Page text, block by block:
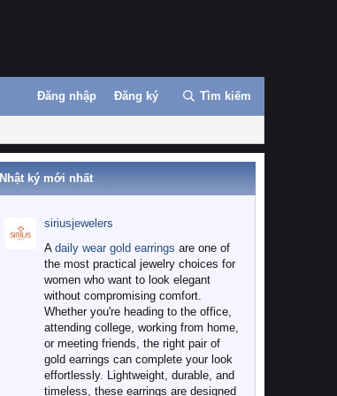
Đăng nhập Đăng ký Tìm kiếm
Nhật ký mới nhất
siriusjewelers
A daily wear gold earrings are one of
the most practical jewelry choices for
women who want to look elegant
without compromising comfort.
Whether you're heading to the office,
attending college, working from home,
or meeting friends, the right pair of
gold earrings can complete your look
effortlessly. Lightweight, durable, and
timeless, these earrings are designed